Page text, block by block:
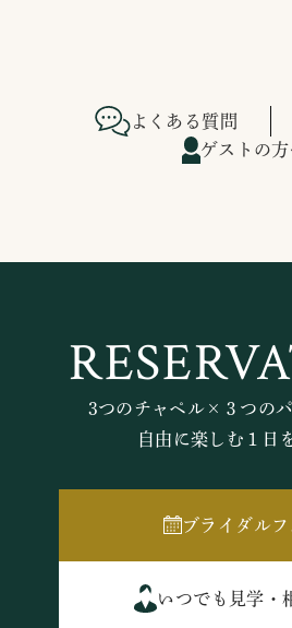
よくある質問
ゲストの
3つのチャペル×３つのパ
自由に楽しむ１日
ブライダルフ
いつでも見学・